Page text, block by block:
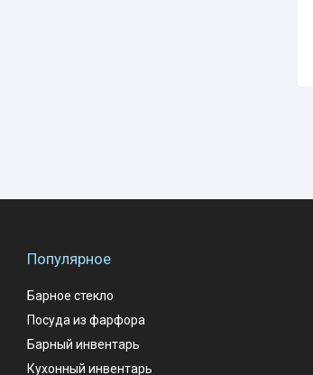
Популярное
Барное стекло
Посуда из фарфора
Барный инвентарь
Кухонный инвентарь